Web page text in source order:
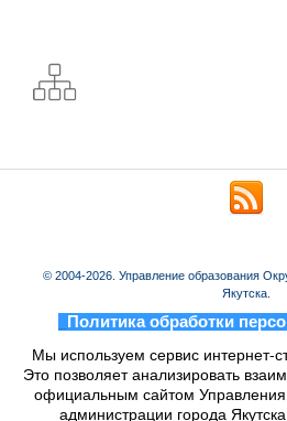
© 2004-2026. Управление образования
Якутска.
Политика обработки
Мы используем сервис интернет-
Это позволяет анализировать
официальным сайтом
администрации города